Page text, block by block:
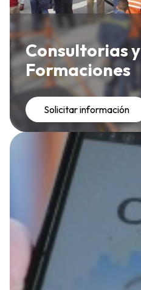
Consultorias y
Formaciones
Solicitar información